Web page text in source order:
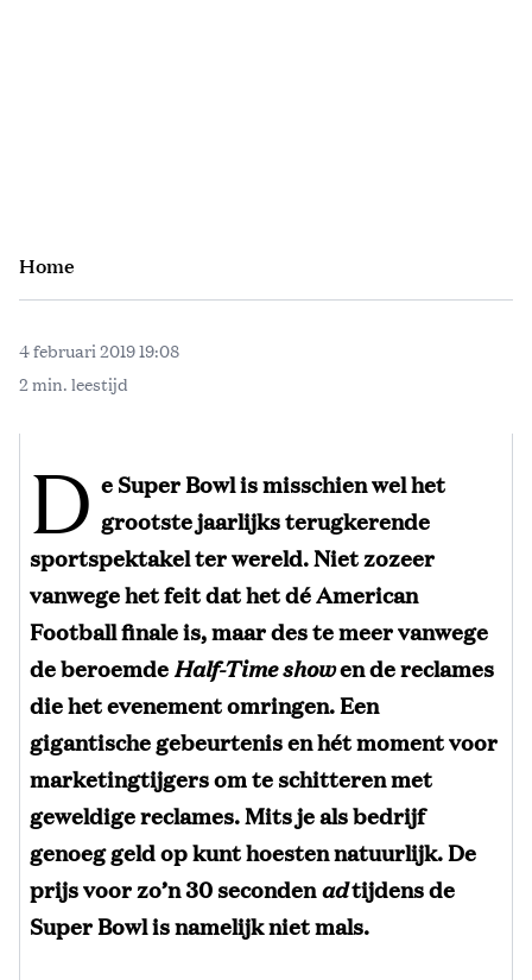
Home
4 februari 2019 19:08
2 min. leestijd
D e Super Bowl is misschien wel het
grootste jaarlijks terugkerende
sportspektakel ter wereld. Niet zozeer
vanwege het feit dat het dé American
Football finale is, maar des te meer vanwege
de beroemdeHalf-Time showen de reclames
die het evenement omringen. Een
gigantische gebeurtenis en hét moment voor
marketingtijgers om te schitteren met
geweldige reclames. Mits je als bedrijf
genoeg geld op kunt hoesten natuurlijk. De
prijs voor zo’n 30 secondenadtijdens de
Super Bowl is namelijk niet mals.